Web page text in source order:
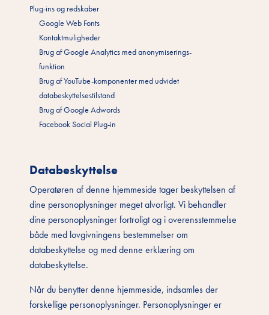
Plug-ins og redskaber
Google Web Fonts
Kontaktmuligheder
Brug af Google Analytics med anonymiserings-
funktion
Brug af YouTube-komponenter med udvidet
databeskyttelsestilstand
Brug af Google Adwords
Facebook Social Plug-in
Databeskyttelse
Operatøren af denne hjemmeside tager beskyttelsen af
dine personoplysninger meget alvorligt. Vi behandler
dine personoplysninger fortroligt og i overensstemmelse
både med lovgivningens bestemmelser om
databeskyttelse og med denne erklæring om
databeskyttelse.
Når du benytter denne hjemmeside, indsamles der
forskellige personoplysninger. Personoplysninger er